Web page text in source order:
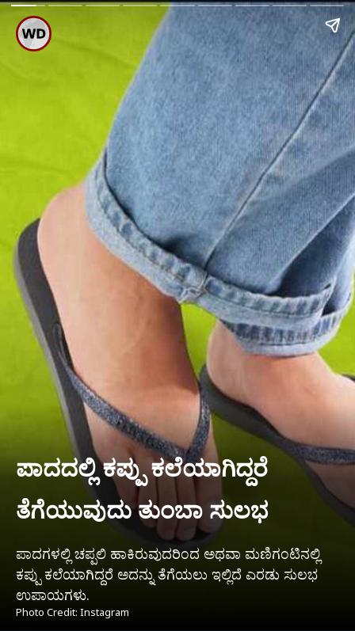
ಪಾದದಲ್ಲಿ ಕಪ್ಪು ಕಲೆಯಾಗಿದ್ದರೆ
ತೆಗೆಯುವುದು ತುಂಬಾ ಸುಲಭ
ಪಾದಗಳಲ್ಲಿ ಚಪ್ಪಲಿ ಹಾಕಿರುವುದರಿಂದ ಅಥವಾ ಮಣಿಗಂಟಿನಲ್ಲಿ
ಕಪ್ಪು ಕಲೆಯಾಗಿದ್ದರೆ ಅದನ್ನು ತೆಗೆಯಲು ಇಲ್ಲಿದೆ ಎರಡು ಸುಲಭ
ಉಪಾಯಗಳು.
Photo Credit: Instagram